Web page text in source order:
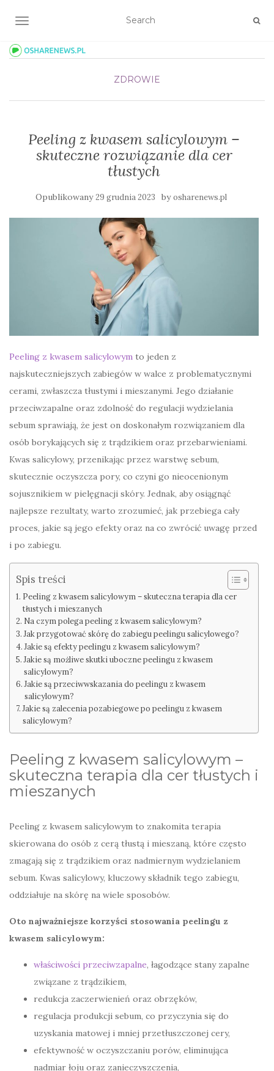
TOGGLE NAVIGATION
ZDROWIE
Peeling z kwasem salicylowym –
skuteczne rozwiązanie dla cer
tłustych
Opublikowany29 grudnia 2023 byosharenews.pl
Peeling z kwasem salicylowym to jeden z
najskuteczniejszych zabiegów w walce z problematycznymi
cerami, zwłaszcza tłustymi i mieszanymi. Jego działanie
przeciwzapalne oraz zdolność do regulacji wydzielania
sebum sprawiają, że jest on doskonałym rozwiązaniem dla
osób borykających się z trądzikiem oraz przebarwieniami.
Kwas salicylowy, przenikając przez warstwę sebum,
skutecznie oczyszcza pory, co czyni go nieocenionym
sojusznikiem w pielęgnacji skóry. Jednak, aby osiągnąć
najlepsze rezultaty, warto zrozumieć, jak przebiega cały
proces, jakie są jego efekty oraz na co zwrócić uwagę przed
i po zabiegu.
Spis treści
Peeling z kwasem salicylowym – skuteczna terapia dla cer
tłustych i mieszanych
Na czym polega peeling z kwasem salicylowym?
Jak przygotować skórę do zabiegu peelingu salicylowego?
Jakie są efekty peelingu z kwasem salicylowym?
Jakie są możliwe skutki uboczne peelingu z kwasem
salicylowym?
Jakie są przeciwwskazania do peelingu z kwasem
salicylowym?
Jakie są zalecenia pozabiegowe po peelingu z kwasem
salicylowym?
Peeling z kwasem salicylowym –
skuteczna terapia dla cer tłustych i
mieszanych
Peeling z kwasem salicylowym to znakomita terapia
skierowana do osób z cerą tłustą i mieszaną, które często
zmagają się z trądzikiem oraz nadmiernym wydzielaniem
sebum. Kwas salicylowy, kluczowy składnik tego zabiegu,
oddziałuje na skórę na wiele sposobów.
Oto najważniejsze korzyści stosowania peelingu z
kwasem salicylowym:
właściwości przeciwzapalne, łagodzące stany zapalne
związane z trądzikiem,
redukcja zaczerwienień oraz obrzęków,
regulacja produkcji sebum, co przyczynia się do
uzyskania matowej i mniej przetłuszczonej cery,
efektywność w oczyszczaniu porów, eliminująca
nadmiar łoju oraz zanieczyszczenia,